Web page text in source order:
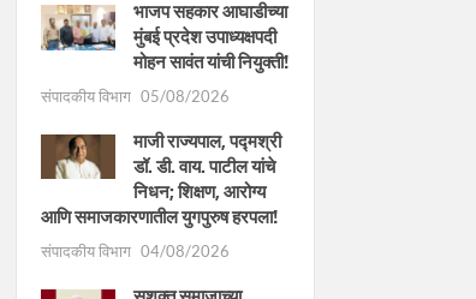
भाजप सहकार आघाडीच्या
मुंबई प्रदेश उपाध्यक्षपदी
मोहन सावंत यांची नियुक्ती!
संपादकीय विभाग 05/08/2026
माजी राज्यपाल, पद्मश्री
डॉ. डी. वाय. पाटील यांचे
निधन; शिक्षण, आरोग्य
आणि समाजकारणातील युगपुरुष हरपला!
संपादकीय विभाग 04/08/2026